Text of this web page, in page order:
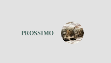
PROSSIMO